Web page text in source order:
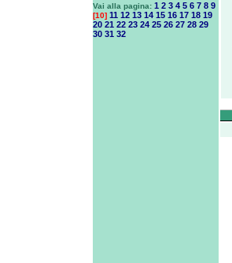
Vai alla pagina: 1 2 3 4 5 6 7 8 9
[10] 11 12 13 14 15 16 17 18 19
20 21 22 23 24 25 26 27 28 29
30 31 32